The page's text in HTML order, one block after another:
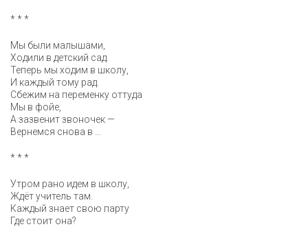
* * *
Мы были малышами,
Ходили в детский сад.
Теперь мы ходим в школу,
И каждый тому рад.
Сбежим на переменку оттуда
Мы в фойе,
А зазвенит звоночек —
Вернемся снова в …
* * *
Утром рано идем в школу,
Ждёт учитель там.
Каждый знает свою парту
Где стоит она?